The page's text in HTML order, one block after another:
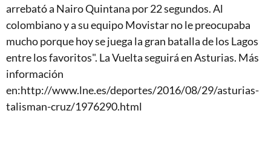
arrebató a Nairo Quintana por 22 segundos. Al
colombiano y a su equipo Movistar no le preocupaba
mucho porque hoy se juega la gran batalla de los Lagos
entre los favoritos". La Vuelta seguirá en Asturias. Más
información
en:http://www.lne.es/deportes/2016/08/29/asturias-
talisman-cruz/1976290.html